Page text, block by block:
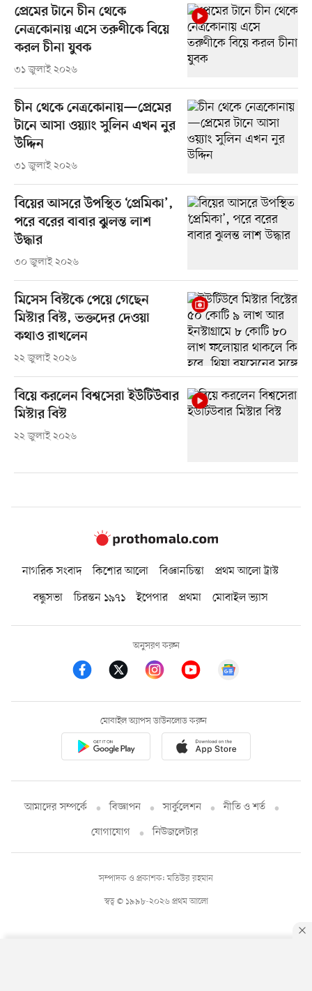
প্রেমের টানে চীন থেকে
নেত্রকোনায় এসে তরুণীকে বিয়ে
করল চীনা যুবক
৩১ জুলাই ২০২৬
চীন থেকে নেত্রকোনায়—প্রেমের
টানে আসা ওয়্যাং সুলিন এখন নুর
উদ্দিন
৩১ জুলাই ২০২৬
বিয়ের আসরে উপস্থিত ‘প্রেমিকা’,
পরে বরের বাবার ঝুলন্ত লাশ
উদ্ধার
৩০ জুলাই ২০২৬
মিসেস বিস্টকে পেয়ে গেছেন
মিস্টার বিস্ট, ভক্তদের দেওয়া
কথাও রাখলেন
২২ জুলাই ২০২৬
বিয়ে করলেন বিশ্বসেরা ইউটিউবার
মিস্টার বিস্ট
২২ জুলাই ২০২৬
নাগরিক সংবাদ কিশোর আলো বিজ্ঞানচিন্তা
প্রথম আলো ট্রাস্ট
বন্ধুসভা
চিরন্তন ১৯৭১ ইপেপার প্রথমা মোবাইল ভ্যাস
অনুসরণ করুন
মোবাইল অ্যাপস ডাউনলোড করুন
আমাদের সম্পর্কে বিজ্ঞাপন সার্কুলেশন
নীতি ও শর্ত
যোগাযোগ
নিউজলেটার
স্বত্ব © ১৯৯৮-২০২৬ প্রথম আলো
সম্পাদক ও প্রকাশক: মতিউর রহমান